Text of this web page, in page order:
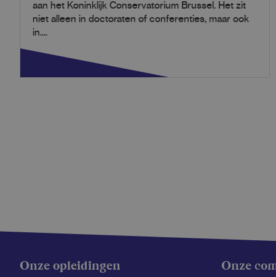
aan het Koninklijk Conservatorium Brussel. Het zit
niet alleen in doctoraten of conferenties, maar ook
in....
Onze opleidingen Onze